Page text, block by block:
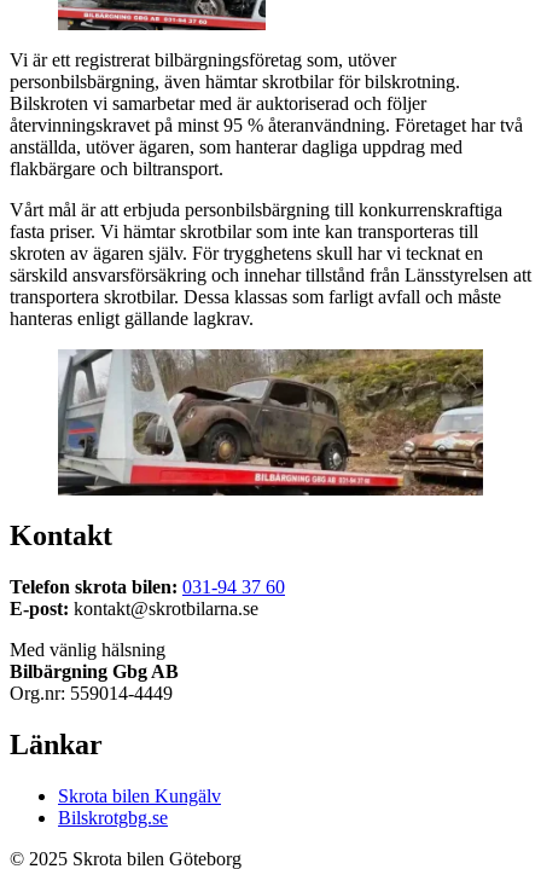
Vi är ett registrerat bilbärgningsföretag som, utöver
personbilsbärgning, även hämtar skrotbilar för bilskrotning.
Bilskroten vi samarbetar med är auktoriserad och följer
återvinningskravet på minst 95 % återanvändning. Företaget har två
anställda, utöver ägaren, som hanterar dagliga uppdrag med
flakbärgare och biltransport.
Vårt mål är att erbjuda personbilsbärgning till konkurrenskraftiga
fasta priser. Vi hämtar skrotbilar som inte kan transporteras till
skroten av ägaren själv. För trygghetens skull har vi tecknat en
särskild ansvarsförsäkring och innehar tillstånd från Länsstyrelsen att
transportera skrotbilar. Dessa klassas som farligt avfall och måste
hanteras enligt gällande lagkrav.
Kontakt
Telefon skrota bilen: 031-94 37 60
E-post: kontakt@skrotbilarna.se
Med vänlig hälsning
Bilbärgning Gbg AB
Org.nr: 559014-4449
Länkar
Skrota bilen Kungälv
Bilskrotgbg.se
© 2025 Skrota bilen Göteborg